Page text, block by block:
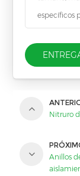
Nitruro
Anillos